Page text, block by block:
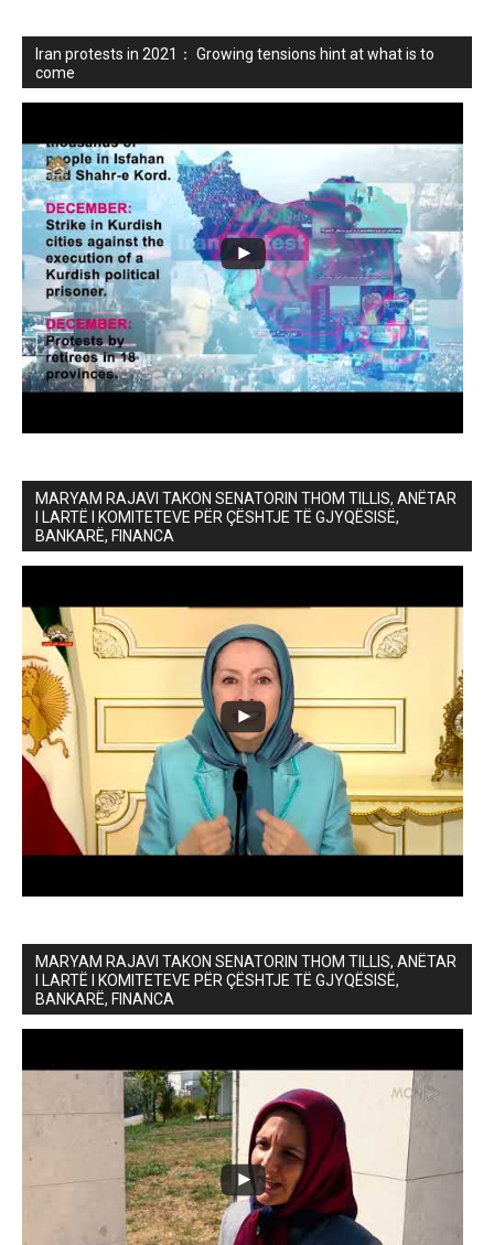
Iran protests in 2021： Growing tensions hint at what is to
come
MARYAM RAJAVI TAKON SENATORIN THOM TILLIS, ANËTAR
I LARTË I KOMITETEVE PËR ÇËSHTJE TË GJYQËSISË,
BANKARË, FINANCA
MARYAM RAJAVI TAKON SENATORIN THOM TILLIS, ANËTAR
I LARTË I KOMITETEVE PËR ÇËSHTJE TË GJYQËSISË,
BANKARË, FINANCA